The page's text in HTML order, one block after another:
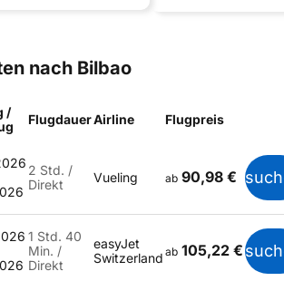
nach Bilbao
/
FlugdauerAirline Flugpreis
2 Std. /
Direkt
Vueling ab 90,98 €
1 Std. 40
Min. /
Direkt
easyJet
Switzerland ab 105,22 €